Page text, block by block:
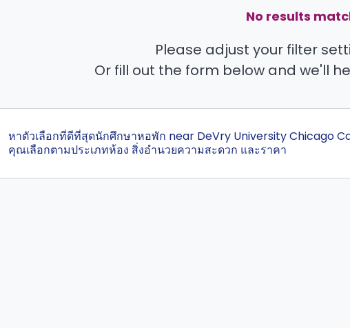
No results
Please adjust your filter
Or fill out the form below and we'll
หาตัวเลือกที่ดีที่สุดนักศึกษาหอพัก near DeVry University Chicago
คุณเลือกตามประเภทห้อง สิ่งอำนวยความสะดวก และราคา